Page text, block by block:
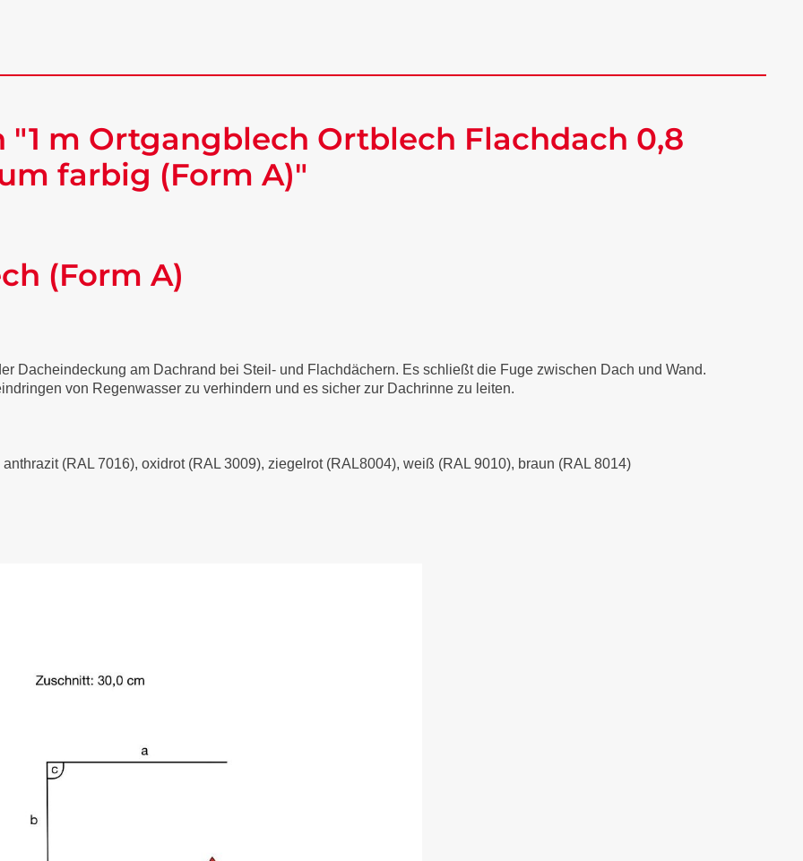
m Ortgangblech Ortblech Flachdach 0,8
farbig (Form A)"
(Form A)
Dacheindeckung am Dachrand bei Steil- und Flachdächern. Es schließt die Fuge zwischen Dach und Wand.
von Regenwasser zu verhindern und es sicher zur Dachrinne zu leiten.
(RAL 7016), oxidrot (RAL 3009), ziegelrot (RAL8004), weiß (RAL 9010), braun (RAL 8014)